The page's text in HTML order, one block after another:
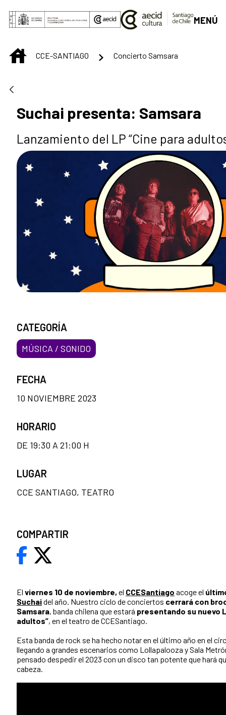
Saltar al contenido principal
MENÚ
INICIOCCE-SANTIAGO Concierto Samsara
Suchai presenta: Samsara
Lanzamiento del LP “Cine para
El viernes 10 de noviembre, el CCESantiago acoge el
Suchaidel año. Nuestro ciclo de conciertos cerrará con
Samsara, banda chilena que estará presentando su nuevo
adultos”, en el teatro de CCESantiago.
Esta banda de rock se ha hecho notar en el último año en el
llegando a grandes escenarios como Lollapalooza y Sala
pensado despedir el 2023 con un disco tan potente que hará
cabeza.
CATEGORÍA
MÚSICA / SONIDO
FECHA
10 NOVIEMBRE 2023
HORARIO
DE 19:30 A 21:00 H
LUGAR
CCE SANTIAGO, TEATRO
COMPARTIR